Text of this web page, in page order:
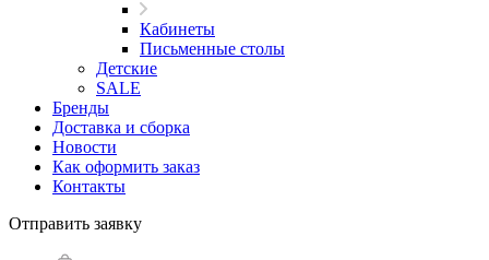
Кабинеты
Письменные столы
Детские
SALE
Бренды
Доставка и сборка
Новости
Как оформить заказ
Контакты
Отправить заявку